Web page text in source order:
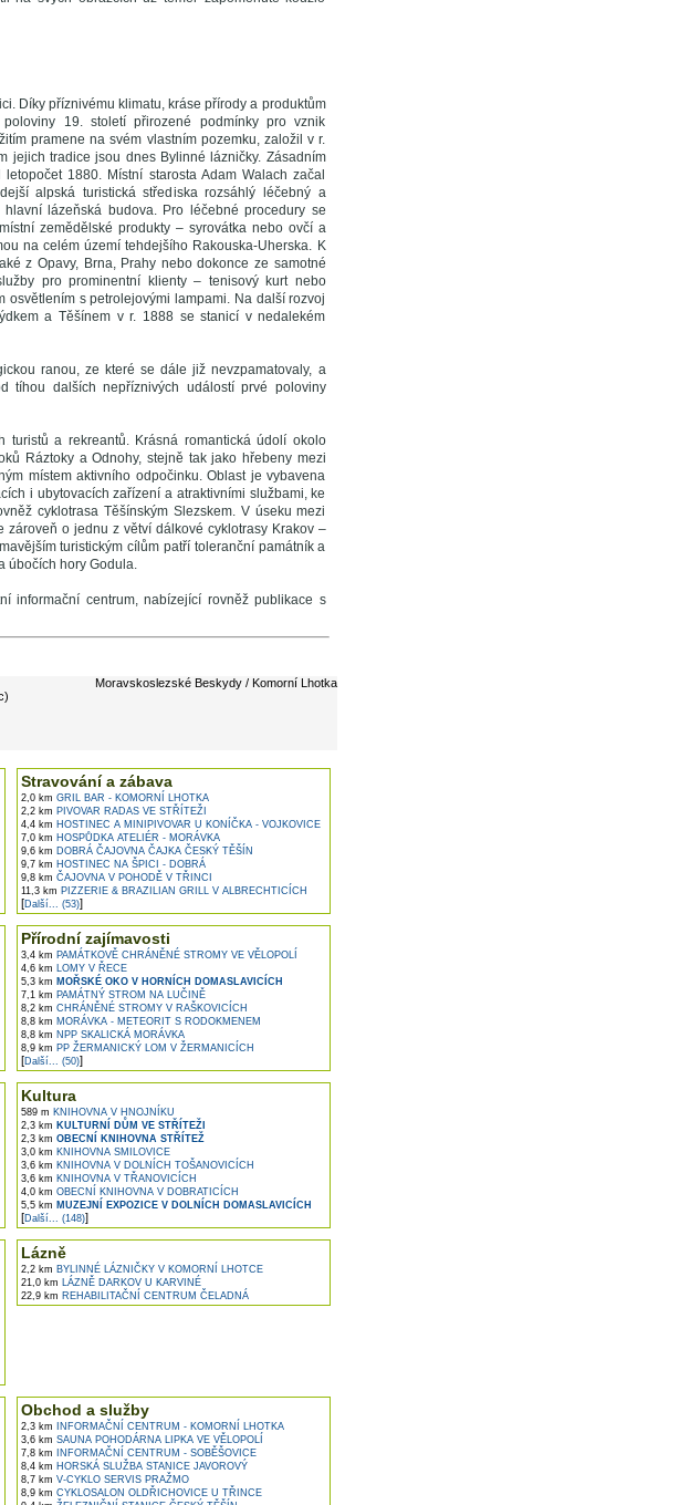
Díky příznivému klimatu, kráse přírody a produktům
19. století přirozené podmínky pro vznik
pramene na svém vlastním pozemku, založil v r.
jejich tradice jsou dnes Bylinné lázničky. Zásadním
1880. Místní starosta Adam Walach začal
alpská turistická střediska rozsáhlý léčebný a
lázeňská budova. Pro léčebné procedury se
zemědělské produkty – syrovátka nebo ovčí a
na celém území tehdejšího Rakouska-Uherska. K
z Opavy, Brna, Prahy nebo dokonce ze samotné
pro prominentní klienty – tenisový kurt nebo
osvětlením s petrolejovými lampami. Na další rozvoj
a Těšínem v r. 1888 se stanicí v nedalekém
ranou, ze které se dále již nevzpamatovaly, a
tíhou dalších nepříznivých událostí prvé poloviny
turistů a rekreantů. Krásná romantická údolí okolo
Ráztoky a Odnohy, stejně tak jako hřebeny mezi
místem aktivního odpočinku. Oblast je vybavena
i ubytovacích zařízení a atraktivními službami, ke
cyklotrasa Těšínským Slezskem. V úseku mezi
zároveň o jednu z větví dálkové cyklotrasy Krakov –
turistickým cílům patří toleranční památník a
úbočích hory Godula.
informační centrum, nabízející rovněž publikace s
Moravskoslezské Beskydy / Komorní Lhotka
Stravování a zábava
2,0 km GRIL BAR - KOMORNÍ LHOTKA
2,2 km PIVOVAR RADAS VE STŘÍTEŽI
4,4 km HOSTINEC A MINIPIVOVAR U KONÍČKA - VOJKOVICE
7,0 km HOSPŮDKA ATELIÉR - MORÁVKA
9,6 km DOBRÁ ČAJOVNA ČAJKA ČESKÝ TĚŠÍN
9,7 km HOSTINEC NA ŠPICI - DOBRÁ
9,8 km ČAJOVNA V POHODĚ V TŘINCI
11,3 km PIZZERIE & BRAZILIAN GRILL V ALBRECHTICÍCH
[Další... (53)]
Přírodní zajímavosti
3,4 km PAMÁTKOVĚ CHRÁNĚNÉ STROMY VE VĚLOPOLÍ
4,6 km LOMY V ŘECE
5,3 km MOŘSKÉ OKO V HORNÍCH DOMASLAVICÍCH
7,1 km PAMÁTNÝ STROM NA LUČINĚ
8,2 km CHRÁNĚNÉ STROMY V RAŠKOVICÍCH
8,8 km MORÁVKA - METEORIT S RODOKMENEM
8,8 km NPP SKALICKÁ MORÁVKA
8,9 km PP ŽERMANICKÝ LOM V ŽERMANICÍCH
[Další... (50)]
Kultura
589 m KNIHOVNA V HNOJNÍKU
2,3 km KULTURNÍ DŮM VE STŘÍTEŽI
2,3 km OBECNÍ KNIHOVNA STŘÍTEŽ
3,0 km KNIHOVNA SMILOVICE
3,6 km KNIHOVNA V DOLNÍCH TOŠANOVICÍCH
3,6 km KNIHOVNA V TŘANOVICÍCH
4,0 km OBECNÍ KNIHOVNA V DOBRATICÍCH
5,5 km MUZEJNÍ EXPOZICE V DOLNÍCH DOMASLAVICÍCH
[Další... (148)]
Lázně
2,2 km BYLINNÉ LÁZNIČKY V KOMORNÍ LHOTCE
21,0 km LÁZNĚ DARKOV U KARVINÉ
22,9 km REHABILITAČNÍ CENTRUM ČELADNÁ
Obchod a služby
2,3 km INFORMAČNÍ CENTRUM - KOMORNÍ LHOTKA
3,6 km SAUNA POHODÁRNA LIPKA VE VĚLOPOLÍ
7,8 km INFORMAČNÍ CENTRUM - SOBĚŠOVICE
8,4 km HORSKÁ SLUŽBA STANICE JAVOROVÝ
8,7 km V-CYKLO SERVIS PRAŽMO
8,9 km CYKLOSALON OLDŘICHOVICE U TŘINCE